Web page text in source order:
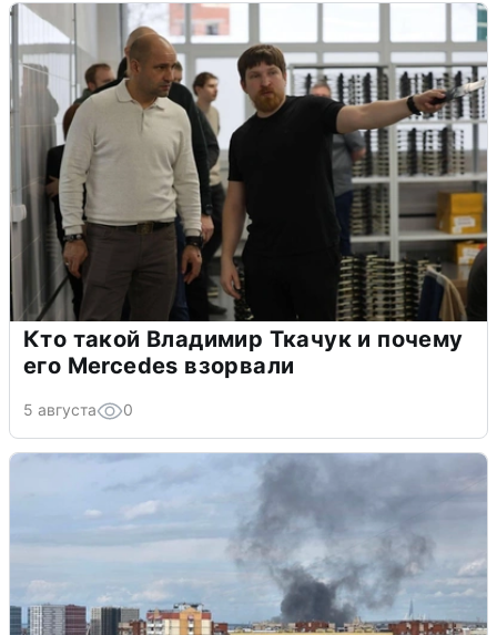
Кто такой Владимир Ткачук и почему
его Mercedes взорвали
5 августа 0